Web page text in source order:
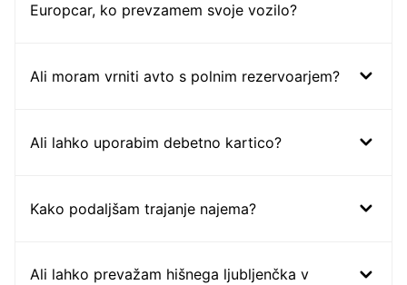
Europcar, ko prevzamem svoje vozilo?
Ali moram vrniti avto s polnim rezervoarjem?
Ali lahko uporabim debetno kartico?
Kako podaljšam trajanje najema?
Ali lahko prevažam hišnega ljubljenčka v